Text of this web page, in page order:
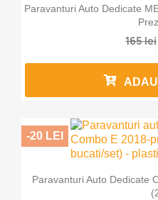
Paravanturi Auto Dedicate
165 lei
Paravanturi Auto Dedicate
-20 LEI